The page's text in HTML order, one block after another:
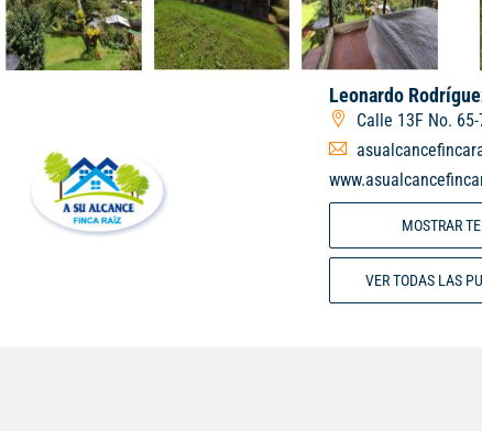
Leonardo
Calle 13F No.
MOSTRAR
VER TODAS LAS